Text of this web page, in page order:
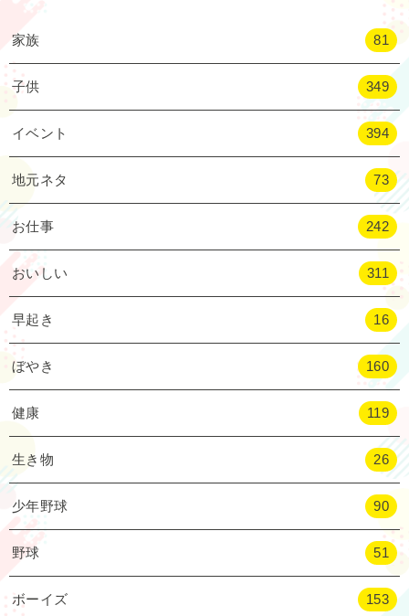
家族 81
子供 349
イベント 394
地元ネタ 73
お仕事 242
おいしい 311
早起き 16
ぼやき 160
健康 119
生き物 26
少年野球 90
野球 51
ボーイズ 153